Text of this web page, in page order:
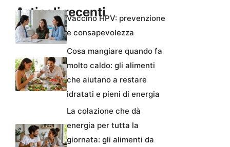
Articoli recentiVaccino HPV: prevenzione
e consapevolezza
Cosa mangiare quando fa
molto caldo: gli alimenti
che aiutano a restare
idratati e pieni di energia
La colazione che dà
energia per tutta la
giornata: gli alimenti da